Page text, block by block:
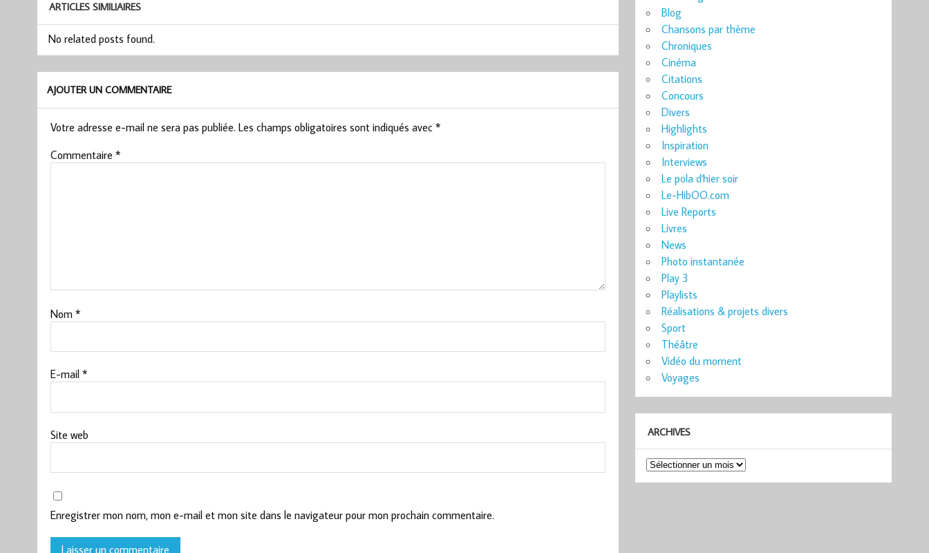
ARTICLES SIMILIAIRES
No related posts found.
AJOUTER UN COMMENTAIRE
Votre adresse e-mail ne sera pas publiée. Les champs obligatoires sont indiqués avec *
Commentaire *
Nom *
E-mail *
Site web
Enregistrer mon nom, mon e-mail et mon site dans le navigateur pour mon prochain commentaire.
Blog
Chansons par thème
Chroniques
Cinéma
Citations
Concours
Divers
Highlights
Inspiration
Interviews
Le pola d'hier soir
Le-HibOO.com
Live Reports
Livres
News
Photo instantanée
Play 3
Playlists
Réalisations & projets divers
Sport
Théâtre
Vidéo du moment
Voyages
ARCHIVES
Archives